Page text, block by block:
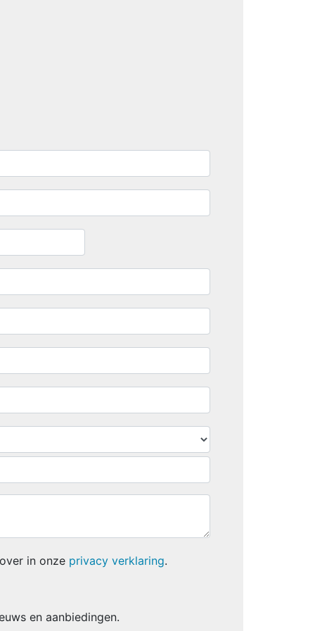
in onze privacy verklaring.
en aanbiedingen.